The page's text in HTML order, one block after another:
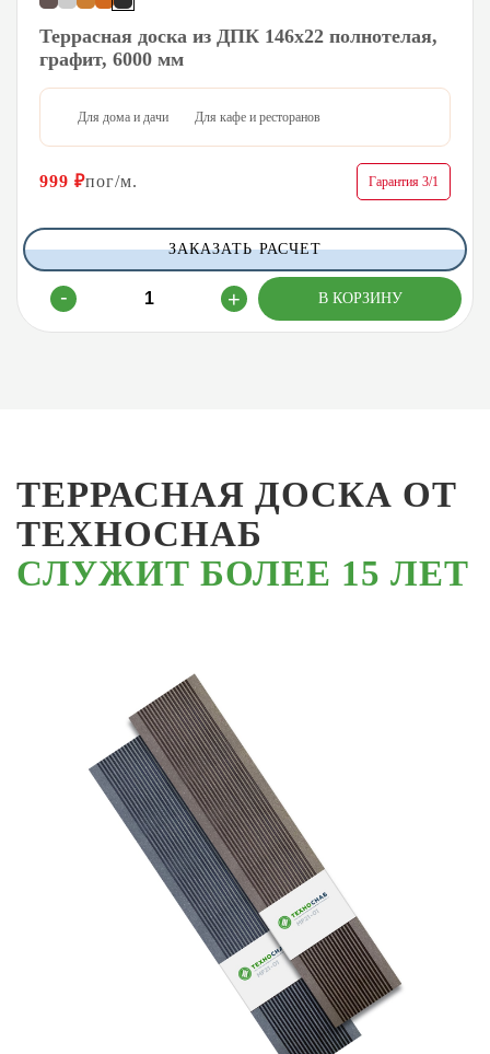
Террасная доска из ДПК 146х22 полнотелая,
графит, 6000 мм
Для дома и дачи Для кафе и ресторанов
999 ₽пог/м. Гарантия 3/1
ЗАКАЗАТЬ РАСЧЕТ
ТЕРРАСНАЯ ДОСКА ОТ
ТЕХНОСНАБ
СЛУЖИТ БОЛЕЕ 15 ЛЕТ